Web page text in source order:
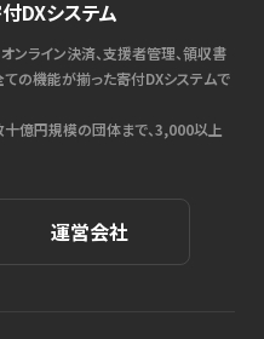
DXシステム
ンライン決済、支援者管理、領収書
の機能が揃った寄付DXシステムで
億円規模の団体まで、3,000以上
運営会社